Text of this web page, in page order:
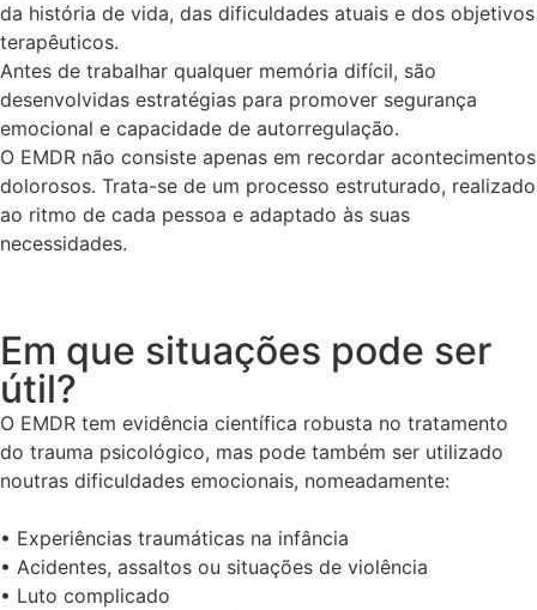
da história de vida, das dificuldades atuais e dos objetivos
terapêuticos.
Antes de trabalhar qualquer memória difícil, são
desenvolvidas estratégias para promover segurança
emocional e capacidade de autorregulação.
O EMDR não consiste apenas em recordar acontecimentos
dolorosos. Trata-se de um processo estruturado, realizado
ao ritmo de cada pessoa e adaptado às suas
necessidades.
Em que situações pode ser
útil?
O EMDR tem evidência científica robusta no tratamento
do trauma psicológico, mas pode também ser utilizado
noutras dificuldades emocionais, nomeadamente:
• Experiências traumáticas na infância
• Acidentes, assaltos ou situações de violência
• Luto complicado